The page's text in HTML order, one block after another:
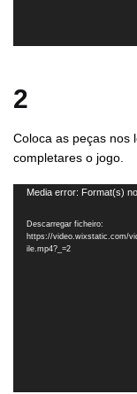
2
Coloca as peças nos
completares o jogo.
Reprodutor
vídeo
Media error: Format(s)
Descarregar ficheiro:
https://video.wixstatic.com/
ile.mp4?_=2